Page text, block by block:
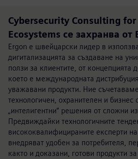
Cybersecurity Consulting for
Ecosystems се захранва
Ergon е швейцарски лидер в
дигитализацията за създаване на
ползи за клиентите, от концепцията
което е международната
уважавани продукти. Ние
технологичен, охранителен и бизнес
„интелигентни“ решения от сложни
Предвиждайки технологичните
висококвалифицираните експерти
внедряват удобен за потребителя,
както и доказани, готови продукти